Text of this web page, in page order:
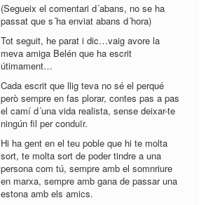
(Segueix el comentari d´abans, no se ha
passat que s´ha enviat abans d´hora)
Tot seguit, he parat i dic…vaig avore la
meva amiga Belén que ha escrit
útimament…
Cada escrit que llig teva no sé el perqué
però sempre en fas plorar, contes pas a pas
el camí d´una vida realista, sense deixar-te
ningún fil per conduïr.
Hi ha gent en el teu poble que hi te molta
sort, te molta sort de poder tindre a una
persona com tú, sempre amb el somnriure
en marxa, sempre amb gana de passar una
estona amb els amics.